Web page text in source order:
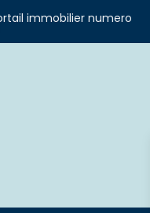
immobilier numero